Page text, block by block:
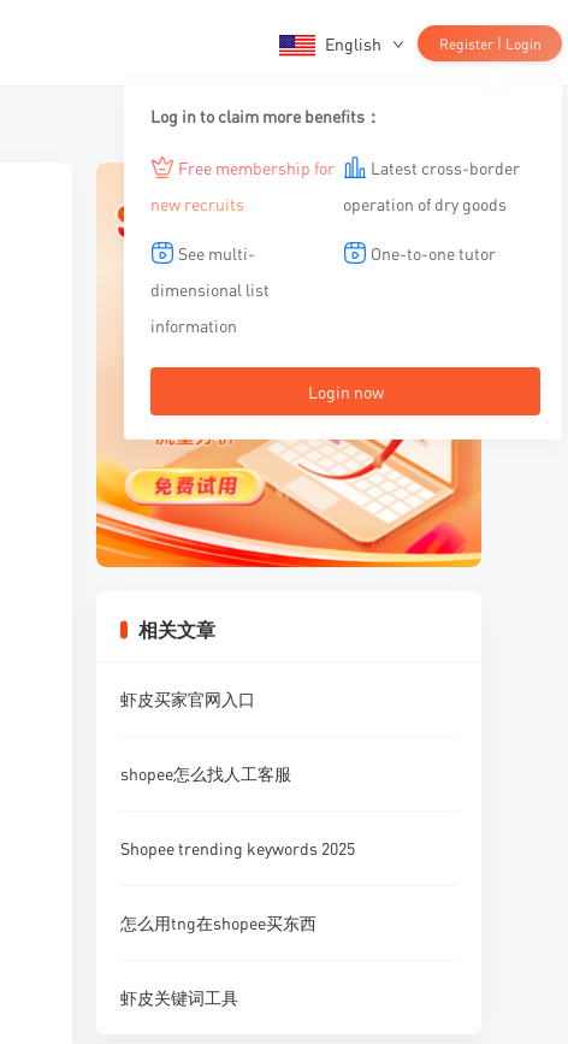
English Register | Login
Log in to claim more benefits：
Free membership for
new recruits
Latest cross-border
operation of dry goods
See multi-
dimensional list
information
One-to-one tutor
Login now
相关文章
虾皮买家官网入口
shopee怎么找人工客服
Shopee trending keywords 2025
怎么用tng在shopee买东西
虾皮关键词工具